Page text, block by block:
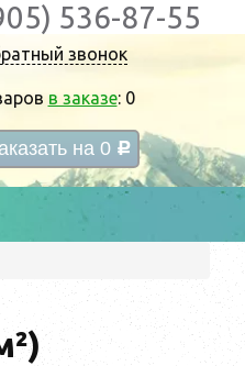
звонок
в заказе: 0
на 0 c
536-87-55